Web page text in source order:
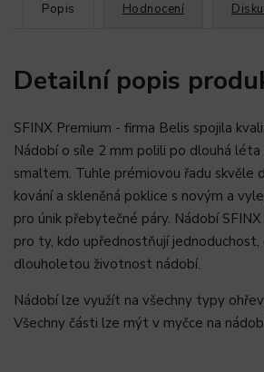
Popis Hodnocení
Detailní popis
SFINX Premium - firma Belis spojila
Nádobí o síle 2 mm polili po dlouhá
smaltem. Tuhle prémiovou řadu skvěle
kování a skleněná poklice s novým a
pro únik přebytečné páry. Nádobí
pro ty, kdo upřednostňují jednoduchost,
dlouholetou životnost nádobí.
Nádobí lze využít na všechny typy
Všechny části lze mýt v myčce na